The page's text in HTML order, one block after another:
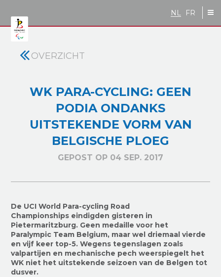
NL FR
OVERZICHT
WK PARA-CYCLING: GEEN
PODIA ONDANKS
UITSTEKENDE VORM VAN
BELGISCHE PLOEG
GEPOST OP 04 SEP. 2017
De UCI World Para-cycling Road
Championships eindigden gisteren in
Pietermaritzburg. Geen medaille voor het
Paralympic Team Belgium, maar wel driemaal vierde
en vijf keer top-5. Wegens tegenslagen zoals
valpartijen en mechanische pech weerspiegelt het
WK niet het uitstekende seizoen van de Belgen tot
dusver.